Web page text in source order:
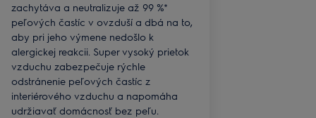
zachytáva a neutralizuje až 99 %*
peľových častíc v ovzduší a dbá na to,
aby pri jeho výmene nedošlo k
alergickej reakcii. Super vysoký prietok
vzduchu zabezpečuje rýchle
odstránenie peľových častíc z
interiérového vzduchu a napomáha
udržiavať domácnosť bez peľu.